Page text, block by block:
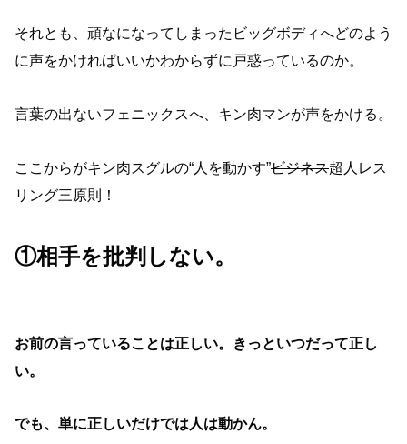
それとも、頑なになってしまったビッグボディへどのよう
に声をかければいいかわからずに戸惑っているのか。
言葉の出ないフェニックスへ、キン肉マンが声をかける。
ここからがキン肉スグルの“人を動かす”ビジネス超人レス
リング三原則！
①相手を批判しない。
お前の言っていることは正しい。きっといつだって正し
い。
でも、単に正しいだけでは人は動かん。